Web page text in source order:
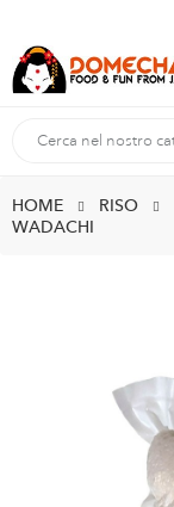
HOME RISO
WADACHI